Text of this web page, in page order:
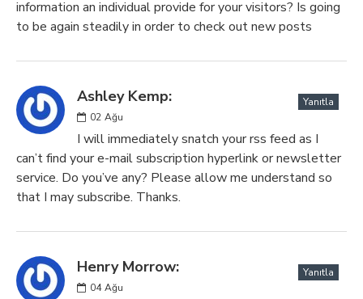
information an individual provide for your visitors? Is going
to be again steadily in order to check out new posts
Ashley Kemp:
02 Ağu
Yanıtla
I will immediately snatch your rss feed as I
can’t find your e-mail subscription hyperlink or newsletter
service. Do you’ve any? Please allow me understand so
that I may subscribe. Thanks.
Henry Morrow:
04 Ağu
Yanıtla